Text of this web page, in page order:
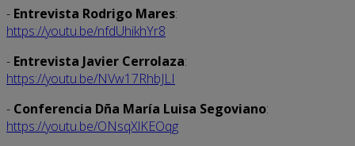
- Entrevista Rodrigo Mares:
https://youtu.be/nfdUhikhYr8
- Entrevista Javier Cerrolaza:
https://youtu.be/NVw17RhbJLI
- Conferencia Dña María Luisa Segoviano:
https://youtu.be/ONsqXlKEOqg